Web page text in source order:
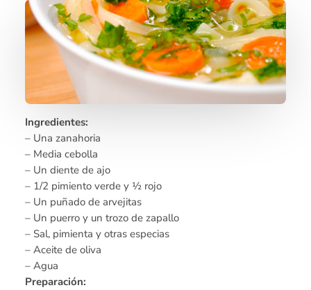
Ingredientes:
– Una zanahoria
– Media cebolla
– Un diente de ajo
– 1/2 pimiento verde y ½ rojo
– Un puñado de arvejitas
– Un puerro y un trozo de zapallo
– Sal, pimienta y otras especias
– Aceite de oliva
– Agua
Preparación: